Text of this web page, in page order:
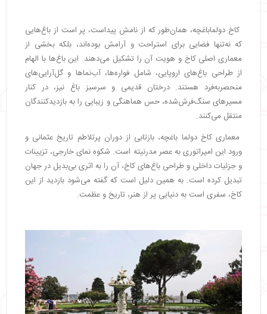
کاخ دولماباغچه، همان‌طور که از نامش پیداست، پر است از باغ‌هایی
که نه‌تنها فضایی برای استراحت و آرامش بوده‌اند، بلکه بخشی از
معماری اصلی کاخ و هویت آن را تشکیل می‌دهند. این باغ‌ها با الهام
از طراحی باغ‌های اروپایی، شامل فواره‌ها، آب‌نماها و گل‌آرایی‌های
منحصربه‌فرد هستند. درختان قدیمی و سرسبز باغ نیز، در کنار
مسیرهای سنگ‌فرش‌شده، حس هماهنگی و زیبایی را به بازدیدکنندگان
منتقل می‌کنند.
معماری کاخ دولما باغچه، بازتابی از دوران پرتلاطم تاریخ عثمانی و
ورود این امپراتوری به عصر مدرنیته است. شکوه نمای خارجی، تزیینات
و جزئیات داخلی و طراحی باغ‌های کاخ، آن را به اثری بی‌بدیل در جهان
تبدیل کرده است. به همین دلیل است که گفته می‌شود بازدید از این
کاخ، سفری است به دنیایی پر از هنر، تاریخ و عظمت.